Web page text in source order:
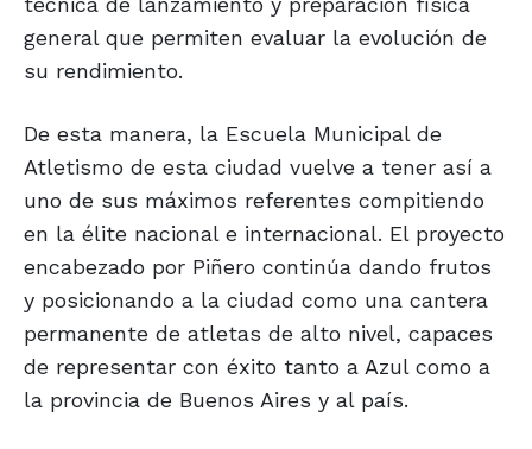
general que permiten evaluar la evolución de
su rendimiento.
De esta manera, la Escuela Municipal de
Atletismo de esta ciudad vuelve a tener así a
uno de sus máximos referentes compitiendo
en la élite nacional e internacional. El proyecto
encabezado por Piñero continúa dando frutos
y posicionando a la ciudad como una cantera
permanente de atletas de alto nivel, capaces
de representar con éxito tanto a Azul como a
la provincia de Buenos Aires y al país.